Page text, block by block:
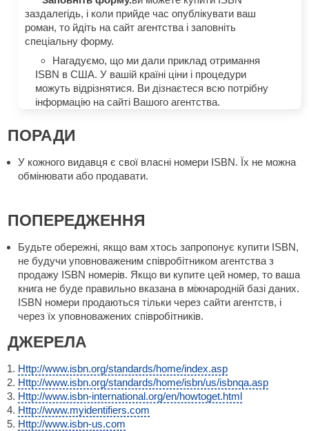
заздалегідь, і коли прийде час опублікувати ваш
роман, то йдіть на сайт агентства і заповніть
спеціальну форму.
Нагадуємо, що ми дали приклад отримання
ISBN в США. У вашій країні ціни і процедури
можуть відрізнятися. Ви дізнаєтеся всю потрібну
інформацію на сайті Вашого агентства.
ПОРАДИ
У кожного видавця є свої власні номери ISBN. Їх не можна
обмінювати або продавати.
ПОПЕРЕДЖЕННЯ
Будьте обережні, якщо вам хтось запропонує купити ISBN,
не будучи уповноваженим співробітником агентства з
продажу ISBN номерів. Якщо ви купите цей номер, то ваша
книга не буде правильно вказана в міжнародній базі даних.
ISBN номери продаються тільки через сайти агентств, і
через їх уповноважених співробітників.
ДЖЕРЕЛА
Http://www.isbn.org/standards/home/index.asp
Http://www.isbn.org/standards/home/isbn/us/isbnqa.asp
Http://www.isbn-international.org/en/howtoget.html
Http://www.myidentifiers.com
Http://www.isbn-us.com